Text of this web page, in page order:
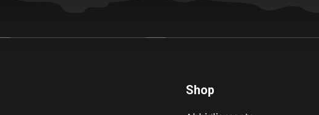
Shop